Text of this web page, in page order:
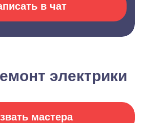
в чат
электрики
мастера